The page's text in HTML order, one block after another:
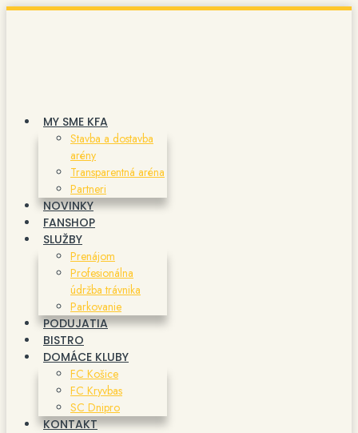
Preskočiť
MY SME KFA
Stavba a dostavba
arény
Transparentná aréna
Partneri
NOVINKY
FANSHOP
SLUŽBY
Prenájom
Profesionálna
údržba trávnika
Parkovanie
PODUJATIA
BISTRO
DOMÁCE KLUBY
FC Košice
FC Kryvbas
SC Dnipro
KONTAKT